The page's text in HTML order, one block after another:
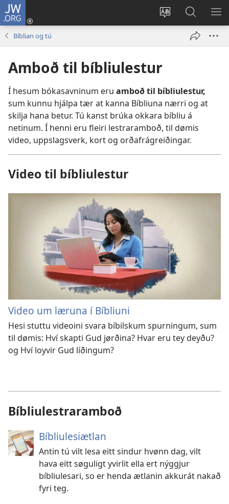
JW.ORG
Vel
Rita
inn
Leita
á
JW.ORG
VÍS
Bíblian og tú
Amboð til bíbliulestur
Í hesum bókasavninum eru amboð til bíbliulestur,
sum kunnu hjálpa tær at kanna Bíbliuna nærri og at
skilja hana betur. Tú kanst brúka okkara bíbliu á
netinum. Í henni eru fleiri lestraramboð, til dømis
video, uppslagsverk, kort og orðafrágreiðingar.
Video til bíbliulestur
Video um læruna í Bíbliuni
Hesi stuttu videoini svara bíbilskum spurningum, sum
til dømis: Hví skapti Gud jørðina? Hvar eru tey deyðu?
og Hví loyvir Gud líðingum?
Bíbliulestraramboð
Bíbliulesiætlan
Antin tú vilt lesa eitt sindur hvønn dag, vilt
hava eitt søguligt yvirlit ella ert nýggjur
bíbliulesari, so er henda ætlanin akkurát nakað
fyri teg.